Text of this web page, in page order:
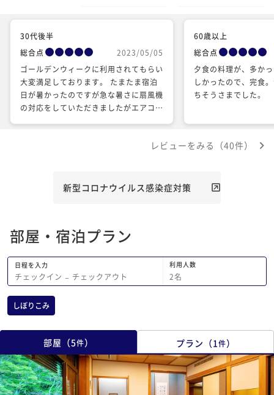
30代後半
総合点
2023/05/05
ゴールデンウィークに利用されてもらい
大変満足しております。 たまたま宿泊
日が暑かったのですが急な暑さに扇風機
の対応をしていただきましたがエアコン
60歳以上
総合点
夕食の料理が、多か
しかったので、完食
ちそうさまでした。
レビューをみる（40件）
新型コロナウイルス感染症対策
部屋・宿泊プラン
日程を入力
チェックイン − チェックアウト
利用人数
2名
しぼりこみ
部屋 （5件） プラン （1 件）